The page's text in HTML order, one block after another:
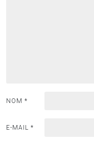
NOM *
E-MAIL *